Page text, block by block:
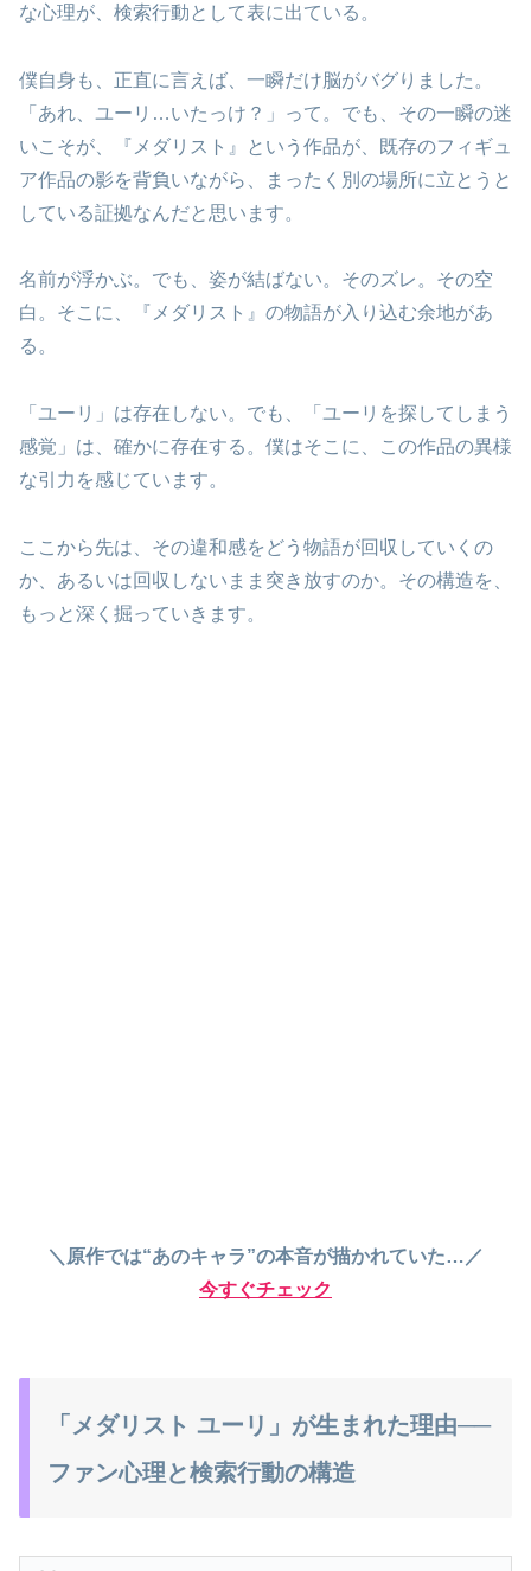
な心理が、検索行動として表に出ている。
僕自身も、正直に言えば、一瞬だけ脳がバグりました。
「あれ、ユーリ…いたっけ？」って。でも、その一瞬の迷
いこそが、『メダリスト』という作品が、既存のフィギュ
ア作品の影を背負いながら、まったく別の場所に立とうと
している証拠なんだと思います。
名前が浮かぶ。でも、姿が結ばない。そのズレ。その空
白。そこに、『メダリスト』の物語が入り込む余地があ
る。
「ユーリ」は存在しない。でも、「ユーリを探してしまう
感覚」は、確かに存在する。僕はそこに、この作品の異様
な引力を感じています。
ここから先は、その違和感をどう物語が回収していくの
か、あるいは回収しないまま突き放すのか。その構造を、
もっと深く掘っていきます。
＼原作では“あのキャラ”の本音が描かれていた…／
今すぐチェック
「メダリスト ユーリ」が生まれた理由──
ファン心理と検索行動の構造